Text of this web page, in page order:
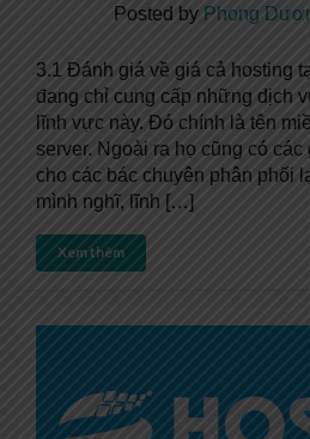
Posted by Phong
3.1 Đánh giá về giá cả hosting
đang chỉ cung cấp những dịch
lĩnh vực này. Đó chính là tên
server. Ngoài ra họ cũng có
cho các bác chuyên phân phối
mình nghĩ, lĩnh […]
Xem thêm